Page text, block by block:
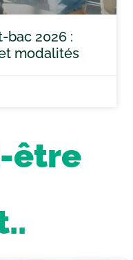
bac 2026 :
modalités
être